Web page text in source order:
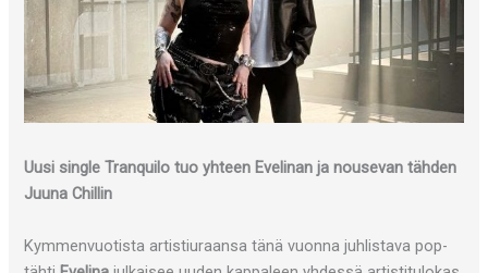
Uusi single Tranquilo tuo yhteen Evelinan ja nousevan tähden
Juuna Chillin
Kymmenvuotista artistiuraansa tänä vuonna juhlistava pop-